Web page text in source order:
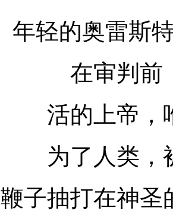
年轻的奥雷斯
在审判前
活的上帝，
为了人类，
鞭子抽打在神圣